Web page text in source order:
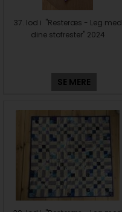
37. lod i "Resteræs - Leg med
dine stofrester" 2024
SE MERE